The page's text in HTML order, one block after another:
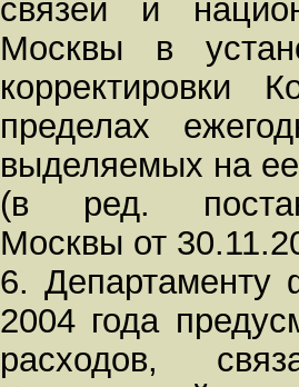
связей и
Москвы в
корректировки
пределах
выделяемых на
(в ред.
Москвы от
6. Департаменту
2004 года
расходов,